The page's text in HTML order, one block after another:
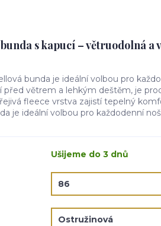
s kapucí – větruodolná a
bunda je ideální volbou pro
před větrem a lehkým deštěm, je
fleece vrstva zajistí tepelný
je ideální volbou pro každodenní
Ušijeme do 3 dnů